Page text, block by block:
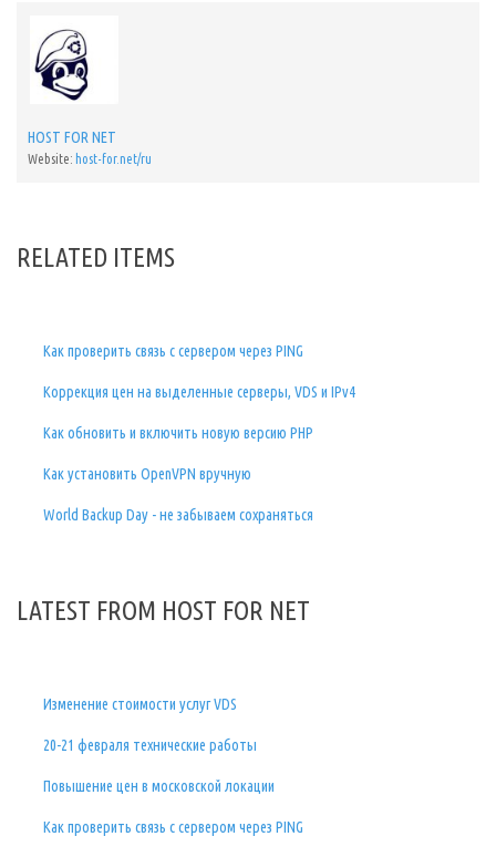
HOST FOR NET
Website: host-for.net/ru
RELATED ITEMS
Как проверить связь с сервером через PING
Коррекция цен на выделенные серверы, VDS и IPv4
Как обновить и включить новую версию PHP
Как установить OpenVPN вручную
World Backup Day - не забываем сохраняться
LATEST FROM HOST FOR NET
Изменение стоимости услуг VDS
20-21 февраля технические работы
Повышение цен в московской локации
Как проверить связь с сервером через PING